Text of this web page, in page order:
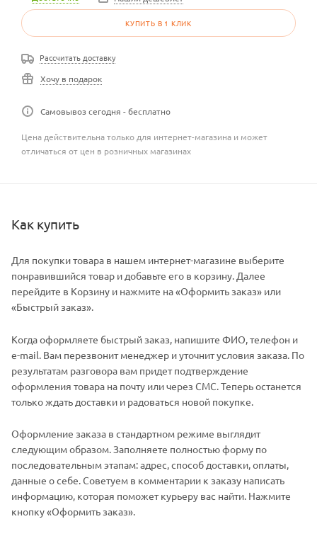
КУПИТЬ В 1 КЛИК
Рассчитать доставку
Хочу в подарок
Самовывоз сегодня - бесплатно
Цена действительна только для интернет-магазина и может
отличаться от цен в розничных магазинах
Как купить
Для покупки товара в нашем интернет-магазине выберите
понравившийся товар и добавьте его в корзину. Далее
перейдите в Корзину и нажмите на «Оформить заказ» или
«Быстрый заказ».
Когда оформляете быстрый заказ, напишите ФИО, телефон и
e-mail. Вам перезвонит менеджер и уточнит условия заказа. По
результатам разговора вам придет подтверждение
оформления товара на почту или через СМС. Теперь останется
только ждать доставки и радоваться новой покупке.
Оформление заказа в стандартном режиме выглядит
следующим образом. Заполняете полностью форму по
последовательным этапам: адрес, способ доставки, оплаты,
данные о себе. Советуем в комментарии к заказу написать
информацию, которая поможет курьеру вас найти. Нажмите
кнопку «Оформить заказ».